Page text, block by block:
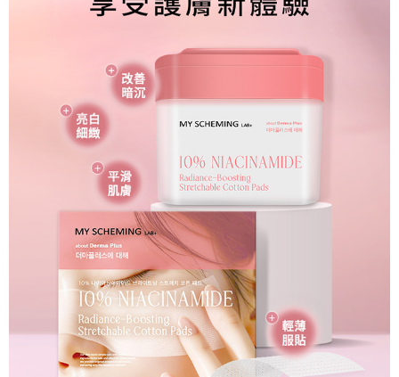
客戶支援中心」https://netprotections.freshdesk.com/support/home
１．透過由恩沛科技股份有限公司提供之「AFTEE先享後付」服務完成之交
易，需依本服務之必要範圍內提供個人資料，並將交易相關給付款項請求債
權轉讓予恩沛科技股份有限公司。
２．關於個人資料處理事宜，請瀏覽以下網址：
https://aftee.tw/terms/#terms3
３．未成年的使用者請事先徵得法定代理人或監護人之同意方可使用
「AFTEE先享後付」，若未經同意申辦者引起之損失，本公司不負相關責
４．使用「AFTEE先享後付」時，將依據個別帳號之用戶狀況，依本公司即
時審查核予不同之上限額度；若仍有額度不足之情形，本公司將視審查結果
請求用戶進行身份認證。
５．嚴禁一人註冊多個帳號或使用他人資訊註冊。若發現惡意使用之情形，
恩沛科技股份有限公司將有權停止該用戶之使用額度並採取法律行動。